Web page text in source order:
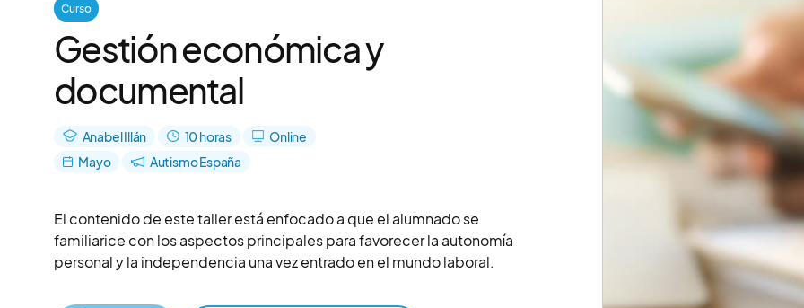
Curso
Gestión económica y
documental
Anabel Illán 10 horas
Online
Mayo
Autismo España
El contenido de este taller está enfocado a que el alumnado se
familiarice con los aspectos principales para favorecer la autonomía
personal y la independencia una vez entrado en el mundo laboral.